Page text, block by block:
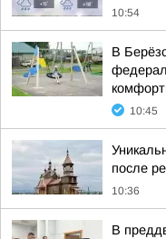
10:54
В
10:45
после
10:36
В